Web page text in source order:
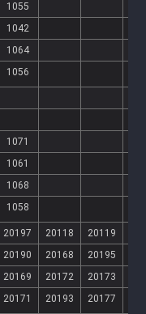
1055
1042
1064
1056
1071
1061
1068
1058
20197 20118 20119
20190 20168 20195
20169 20172 20173
20171 20193 20177